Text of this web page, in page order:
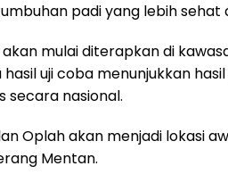
padi yang lebih sehat
mulai diterapkan di
uji coba menunjukkan
secara nasional.
Oplah akan menjadi lokasi
Mentan.